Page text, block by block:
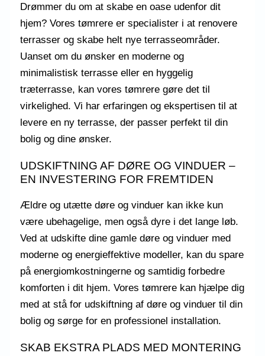
Drømmer du om at skabe en oase udenfor dit
hjem? Vores tømrere er specialister i at renovere
terrasser og skabe helt nye terrasseområder.
Uanset om du ønsker en moderne og
minimalistisk terrasse eller en hyggelig
træterrasse, kan vores tømrere gøre det til
virkelighed. Vi har erfaringen og ekspertisen til at
levere en ny terrasse, der passer perfekt til din
bolig og dine ønsker.
UDSKIFTNING AF DØRE OG VINDUER –
EN INVESTERING FOR FREMTIDEN
Ældre og utætte døre og vinduer kan ikke kun
være ubehagelige, men også dyre i det lange løb.
Ved at udskifte dine gamle døre og vinduer med
moderne og energieffektive modeller, kan du spare
på energiomkostningerne og samtidig forbedre
komforten i dit hjem. Vores tømrere kan hjælpe dig
med at stå for udskiftning af døre og vinduer til din
bolig og sørge for en professionel installation.
SKAB EKSTRA PLADS MED MONTERING